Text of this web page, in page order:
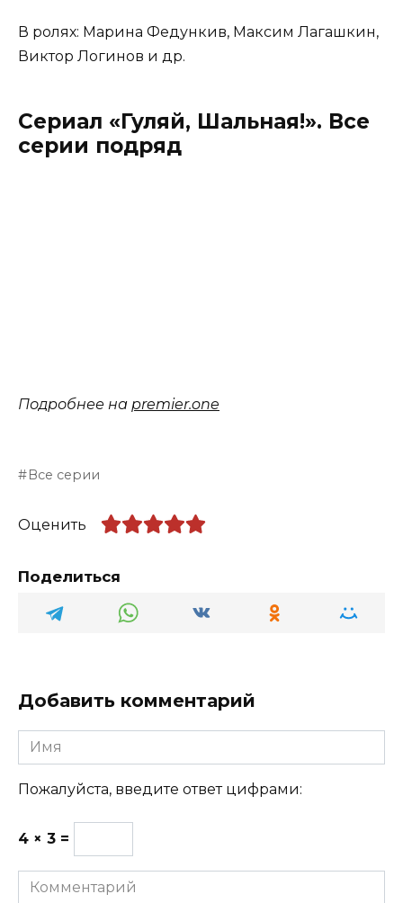
В ролях: Марина Федункив, Максим Лагашкин,
Виктор Логинов и др.
Сериал «Гуляй, Шальная!». Все
серии подряд
Подробнее на premier.one
Все серии
Оценить
Поделиться
Добавить комментарий
Имя
Пожалуйста, введите ответ цифрами:
4 × 3 =
Комментарий